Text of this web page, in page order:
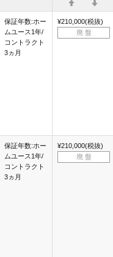
保証年数:ホー
ムユース1年/
コントラクト
3ヵ月
¥210,000(税抜)
廃 盤
保証年数:ホー
ムユース1年/
コントラクト
3ヵ月
¥210,000(税抜)
廃 盤